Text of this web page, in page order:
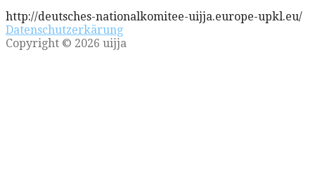
http://deutsches-nationalkomitee-uijja.europe-upkl.eu/
Datenschutzerkärung
Copyright © 2026 uijja